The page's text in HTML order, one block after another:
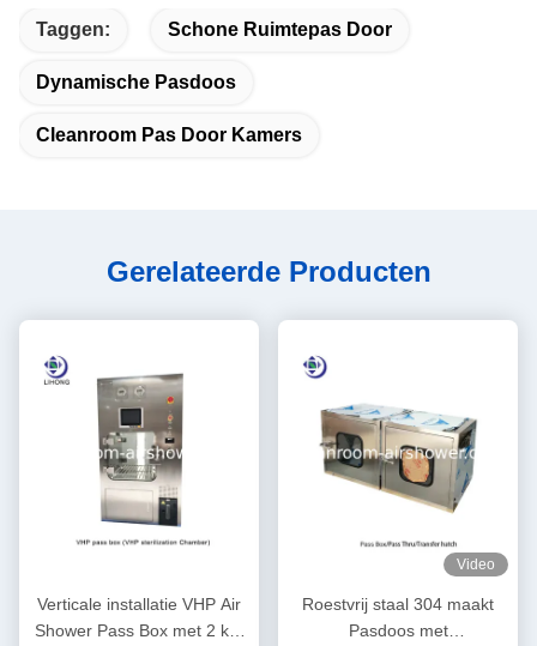
Taggen: Schone Ruimtepas Door
Dynamische Pasdoos
Cleanroom Pas Door Kamers
Gerelateerde Producten
Verticale installatie VHP Air
Shower Pass Box met 2 kW
Video
Roestvrij staal 304 maakt
Pasdoos met